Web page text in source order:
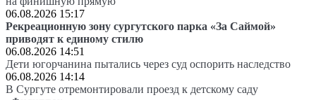
06.08.2026 15:17
Рекреационную зону сургутского парка «За Саймой»
приводят к единому стилю
06.08.2026 14:51
Дети югорчанина пытались через суд оспорить наследство
06.08.2026 14:14
В Сургуте отремонтировали проезд к детскому саду